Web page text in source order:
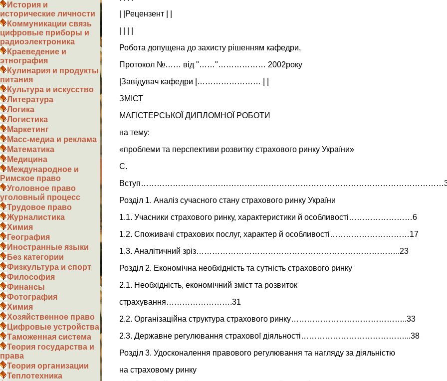
История и
исторические личности
Коммуникации связь
цифровые приборы и
радиоэлектроника
Краеведение и
этнография
Кулинария и продукты
питания
Культура и искусство
Литература
Логика
Логистика
Маркетинг
Масс-медиа и реклама
Математика
Медицина
Международное и
Римское право
Уголовное право
уголовный процесс
Трудовое право
Журналистика
Химия
География
Иностранные языки
Без категории
Физкультура и спорт
Философия
Финансы
Фотография
Химия
Хозяйственное право
Цифровые устройства
Таможенная система
Теория государства и
права
Теория организации
Теплотехника
| |Рецензент | |
Робота допущена до захисту рішенням кафедри,
Протокол №…… від "……"……………… 2002року
|Завідувач кафедри |…………………… | |
ЗМІСТ
МАГІСТЕРСЬКОЇ ДИПЛОМНОЇ РОБОТИ
на тему:
«проблеми та перспективи розвитку страхового ринку України»
С.
Розділ 1. Аналіз сучасного стану страхового ринку України
1.1. Учасники страхового ринку, характеристики й особливості……………………6
1.2. Споживачі страхових послуг, характер й особливості…………………………17
1.3. Аналітичний зріз…………………………………………………………………..23
Розділ 2. Економічна необхідність та сутність страхового ринку
2.1. Необхідність, економічний зміст та розвиток
страхування…………………….31
2.2. Організаційна структура страхового ринку……………………………………..33
2.3. Державне регулювання страхової діяльності…………………………………...38
Розділ 3. Удосконалення правового регулювання та нагляду за діяльністю
на страховому ринку